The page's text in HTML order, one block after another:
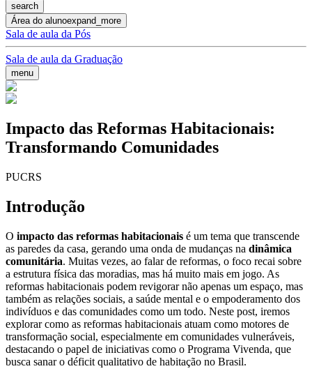
search
Área do alunoexpand_more
Sala de aula da Pós
Sala de aula da Graduação
menu
Impacto das Reformas Habitacionais:
Transformando Comunidades
PUCRS
Introdução
O impacto das reformas habitacionais é um tema que transcende
as paredes da casa, gerando uma onda de mudanças na dinâmica
comunitária. Muitas vezes, ao falar de reformas, o foco recai sobre
a estrutura física das moradias, mas há muito mais em jogo. As
reformas habitacionais podem revigorar não apenas um espaço, mas
também as relações sociais, a saúde mental e o empoderamento dos
indivíduos e das comunidades como um todo. Neste post, iremos
explorar como as reformas habitacionais atuam como motores de
transformação social, especialmente em comunidades vulneráveis,
destacando o papel de iniciativas como o Programa Vivenda, que
busca sanar o déficit qualitativo de habitação no Brasil.